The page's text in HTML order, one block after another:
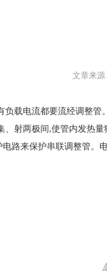
文章来
负载电流都要流经调整管
、射两极间,使管内发热
路来保护串联调整管。